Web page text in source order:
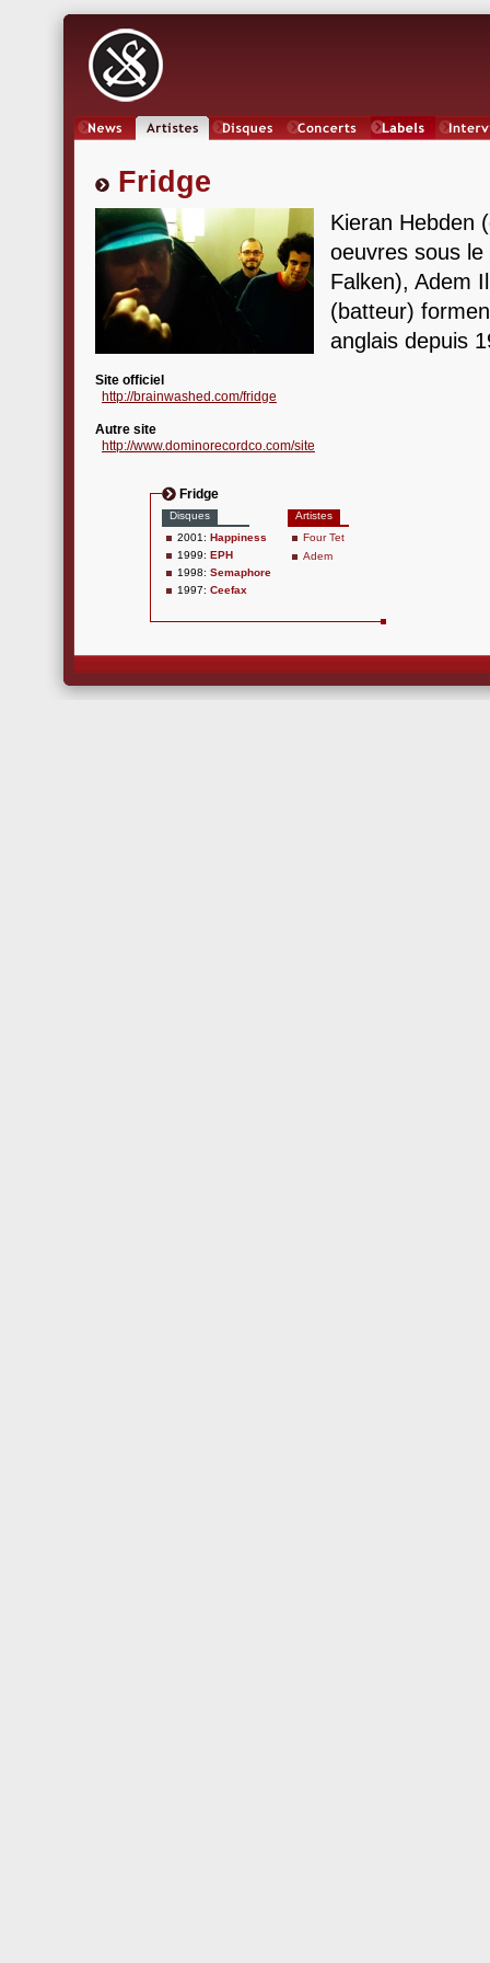
Fridge
Kieran Hebden
oeuvres sous
Falken), Adem
(batteur)
anglais depuis
Site officiel
http://brainwashed.com/fridge
Autre site
http://www.dominorecordco.com/site
Fridge
Disques
2001: Happiness
1999: EPH
1998: Semaphore
1997: Ceefax
Artistes
Four Tet
Adem